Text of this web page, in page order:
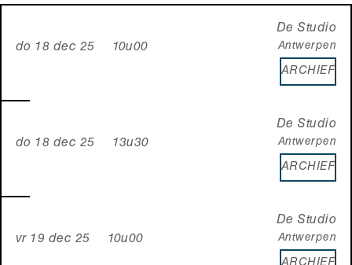
do 18 dec 25 10u00
De Studio
Antwerpen
ARCHIEF
do 18 dec 25 13u30
De Studio
Antwerpen
ARCHIEF
vr 19 dec 25 10u00
De Studio
Antwerpen